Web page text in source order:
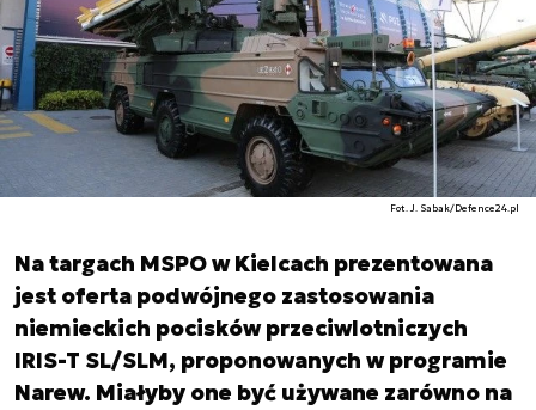
Fot. J. Sabak/Defence24.pl
Na targach MSPO w Kielcach prezentowana
jest oferta podwójnego zastosowania
niemieckich pocisków przeciwlotniczych
IRIS-T SL/SLM, proponowanych w programie
Narew. Miałyby one być używane zarówno na